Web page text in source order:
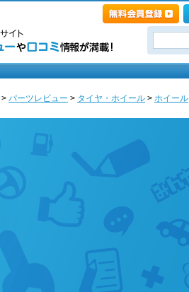
> パーツレビュー > タイヤ・ホイール > ホイール